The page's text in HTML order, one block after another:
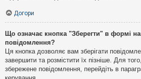
Догори
Що означає кнопка "Зберегти" в формі
повідомлення?
Ця кнопка дозволяє вам зберігати
завершити та розмістити їх пізніше. Для
збережене повідомлення, перейдіть в